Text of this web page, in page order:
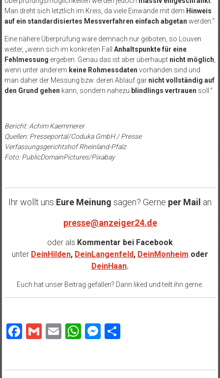
Man dreht sich letztlich im Kreis, da viele Einwände mit dem Hinweis
auf ein standardisiertes Messverfahren einfach abgetan werden.“
Eine nähere Überprüfung wäre demnach nur geboten, so Louven
weiter, „wenn sich im konkreten Fall Anhaltspunkte für eine
Fehlmessung ergeben. Genau das ist aber überhaupt nicht möglich
wenn unter anderem keine Rohmessdaten vorhanden sind und
man daher der Messung bzw. deren Ablauf gar nicht vollständig auf
den Grund gehen kann, sondern nahezu blindlings vertrauen soll.“
Bericht: Achim Kaemmerer
Quellen: Presseportal/Coduka GmbH / Presse
Verfassungsgerichtshof Rheinland-Pfalz
Foto: PublicDomainPictures/Pixabay
Ihr wollt uns Eure Meinung sagen? Gerne per Mail an
presse@anzeiger24.de
oder als Kommentar bei Facebook
unter DeinHilden, DeinLangenfeld, DeinMonheim oder
DeinHaan.
Euch hat unser Beitrag gefallen? Dann liked und teilt ihn gerne.
Facebook
Gmail
EmailWhatsApp
Messenger
Teilen